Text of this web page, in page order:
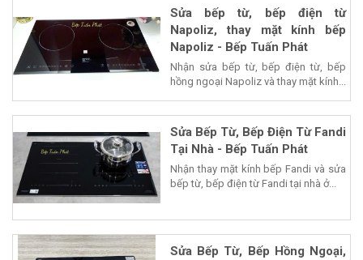
Sửa bếp từ, bếp điện từ
Napoliz, thay mặt kính bếp
Napoliz - Bếp Tuấn Phát
Nhận sửa bếp từ, bếp điện từ, bếp
hồng ngoại Napoliz và thay mặt kính...
Sửa Bếp Từ, Bếp Điện Từ Fandi
Tại Nhà - Bếp Tuấn Phát
Nhận thay mặt kính bếp Fandi và sửa
bếp từ, bếp điện từ Fandi tại nhà ở...
Sửa Bếp Từ, Bếp Hồng Ngoại,